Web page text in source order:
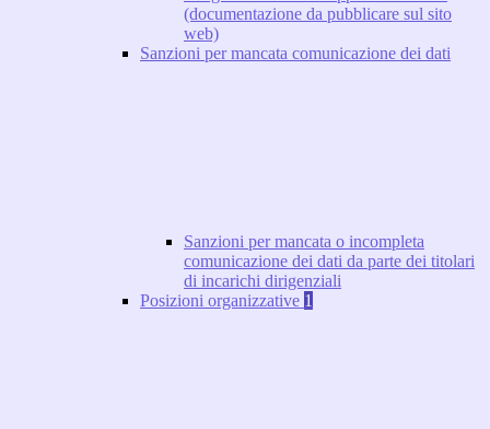
(documentazione da pubblicare sul sito
web)
Sanzioni per mancata comunicazione dei dati
Sanzioni per mancata o incompleta
comunicazione dei dati da parte dei titolari
di incarichi dirigenziali
Posizioni organizzative 1